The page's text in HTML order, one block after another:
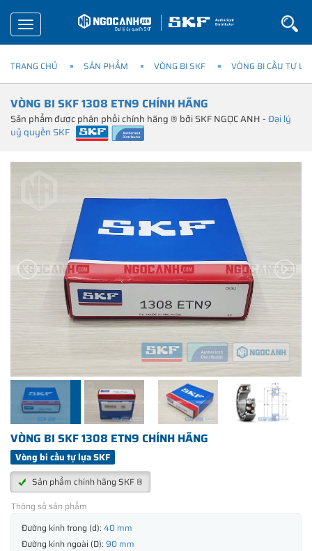
Toggle
navigation
TRANG CHỦ SẢN PHẨM VÒNG BI SKF VÒNG BI CẦU TỰ
VÒNG BI SKF 1308 ETN9 CHÍNH HÃNG
Sản phẩm được phân phối chính hãng ® bởi SKF NGỌC ANH -Đại lý
uỷ quyền SKF
VÒNG BI SKF 1308 ETN9 CHÍNH HÃNG
Vòng bi cầu tự lựa SKF
Sản phẩm chính hãng SKF ®
Thông số sản phẩm
Đường kính trong (d): 40 mm
Đường kính ngoài (D): 90 mm